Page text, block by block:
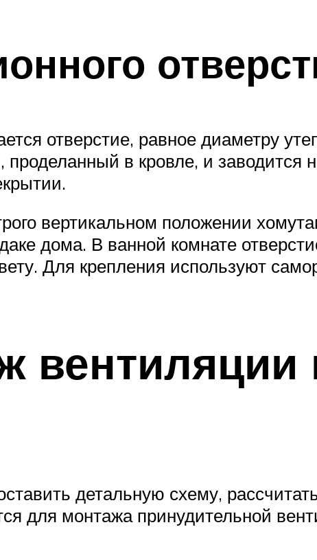
отверстие, равное диаметру
в кровле, и заводится
вертикальном положении
дома. В ванной комнате
Для крепления используют
вентиляции
детальную схему,
для монтажа принудительной